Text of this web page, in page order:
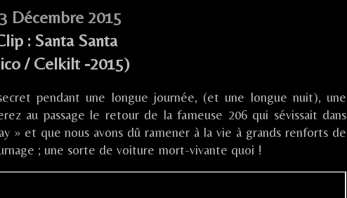
Décembre 2015
: Santa Santa
/ Celkilt -2015)
pendant une longue journée, (et une longue nuit), une
au passage le retour de la fameuse 206 qui sévissait dans
et que nous avons dû ramener à la vie à grands renforts de
; une sorte de voiture mort-vivante quoi !